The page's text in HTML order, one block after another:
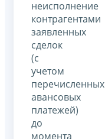
неисполнение
контрагентами
заявленных
сделок
(с
учетом
перечисленных
авансовых
платежей)
до
момента